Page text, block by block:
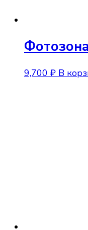
9,700 ₽ В